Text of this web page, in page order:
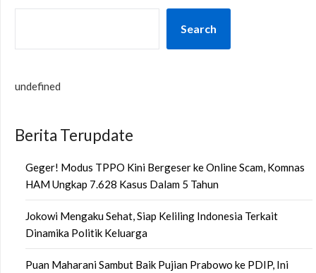
Search
undefined
Berita Terupdate
Geger! Modus TPPO Kini Bergeser ke Online Scam, Komnas
HAM Ungkap 7.628 Kasus Dalam 5 Tahun
Jokowi Mengaku Sehat, Siap Keliling Indonesia Terkait
Dinamika Politik Keluarga
Puan Maharani Sambut Baik Pujian Prabowo ke PDIP, Ini